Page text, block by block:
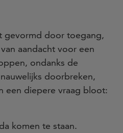
gevormd door toegang,
aandacht voor een
ondanks de
doorbreken,
een diepere vraag bloot:
komen te staan.